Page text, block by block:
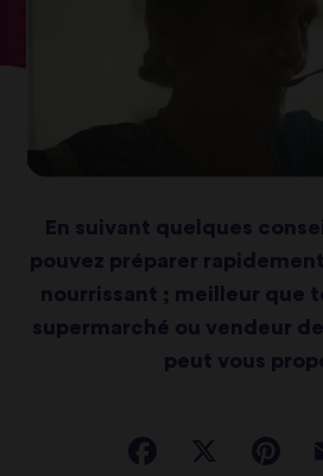
En suivant quelques
pouvez préparer
nourrissant ; meilleur que
supermarché ou vendeur
peut vous